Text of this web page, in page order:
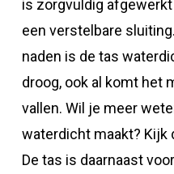
is zorgvuldig
een verstelbare
naden is de tas
droog, ook al komt het
vallen. Wil je meer
waterdicht maakt? Kijk
De tas is daarnaast